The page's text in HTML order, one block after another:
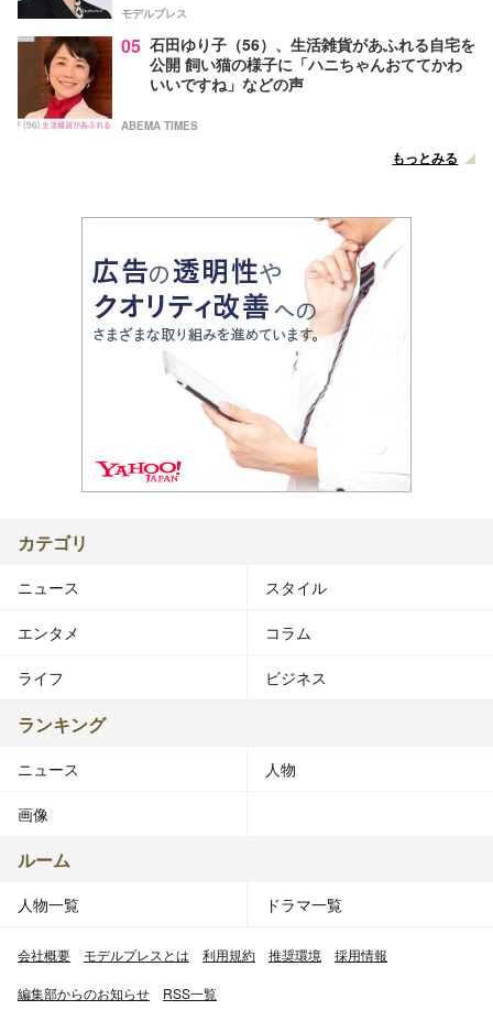
モデルプレス
05 石田ゆり子（56）、生活雑貨があふれる自宅を
公開 飼い猫の様子に「ハニちゃんおててかわ
いいですね」などの声
ABEMA TIMES
もっとみる
カテゴリ
ニュース スタイル
エンタメ コラム
ライフ ビジネス
ランキング
ニュース 人物
画像
ルーム
人物一覧 ドラマ一覧
会社概要 モデルプレスとは 利用規約 推奨環境 採用情報
編集部からのお知らせ RSS一覧